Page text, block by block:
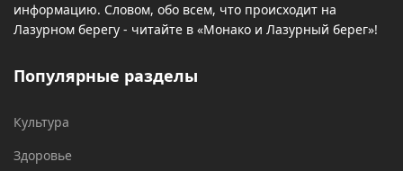
информацию. Словом, обо всем, что происходит на
Лазурном берегу - читайте в «Монако и Лазурный берег»!
Популярные разделы
Культура
Здоровье